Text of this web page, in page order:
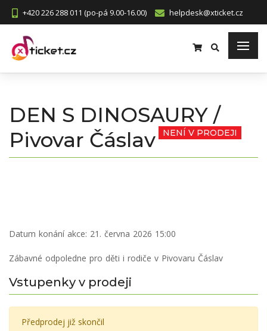
+420 226 288 011 (po-pá 9.00-16.00) helpdesk@xticket.cz
DEN S DINOSAURY /
Pivovar Čáslav
NENÍ V PRODEJI
Datum konání akce: 21. června 2026 15:00
Zábavné odpoledne pro děti i rodiče v Pivovaru Čáslav
Vstupenky v prodeji
Předprodej již skončil